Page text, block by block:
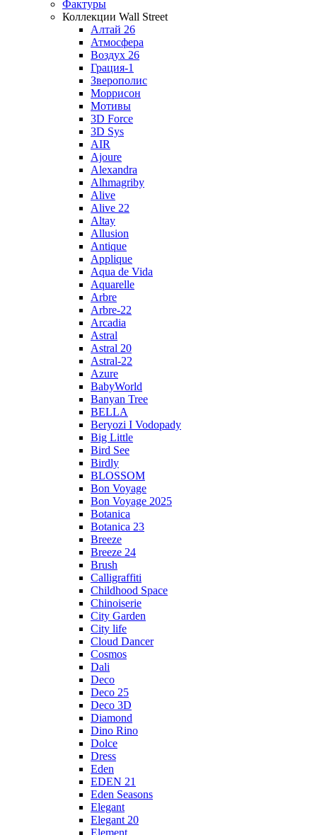
Фактуры
Коллекции Wall Street
Алтай 26
Атмосфера
Воздух 26
Грация-1
Зверополис
Моррисон
Мотивы
3D Force
3D Sys
AIR
Ajoure
Alexandra
Alhmagriby
Alive
Alive 22
Altay
Allusion
Antique
Applique
Aqua de Vida
Aquarelle
Arbre
Arbre-22
Arcadia
Astral
Astral 20
Astral-22
Azure
BabyWorld
Banyan Tree
BELLA
Beryozi I Vodopady
Big Little
Bird See
Birdly
BLOSSOM
Bon Voyage
Bon Voyage 2025
Botanica
Botanica 23
Breeze
Breeze 24
Brush
Calligraffiti
Childhood Space
Chinoiserie
City Garden
City life
Cloud Dancer
Cosmos
Dali
Deco
Deco 25
Deco 3D
Diamond
Dino Rino
Dolce
Dress
Eden
EDEN 21
Eden Seasons
Elegant
Elegant 20
Element